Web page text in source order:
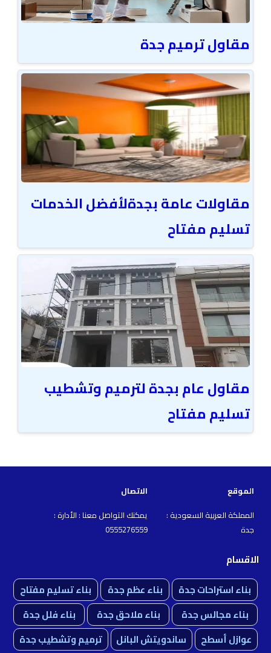
مقاول ترميم جدة
مقاولات عامة بجدةلأفضل الخدمات
تسليم مفتاح
مقاول عام بجدة لترميم وتشطيب
تسليم مفتاح
الموقع
الاتصال
المملكة العربية السعودية :
جدة
يمكنك التواصل معنا : الأدارة :
0555276559
الاقسام
بناء استراحات جدة
بناء عظم جدة
بناء تسليم مفتاح
بناء مجالس جدة
بناء ملاحق جدة
بناء فلل جدة
عوازل أسطح
ساندويتش البانل ترميم وتشطيب جدة